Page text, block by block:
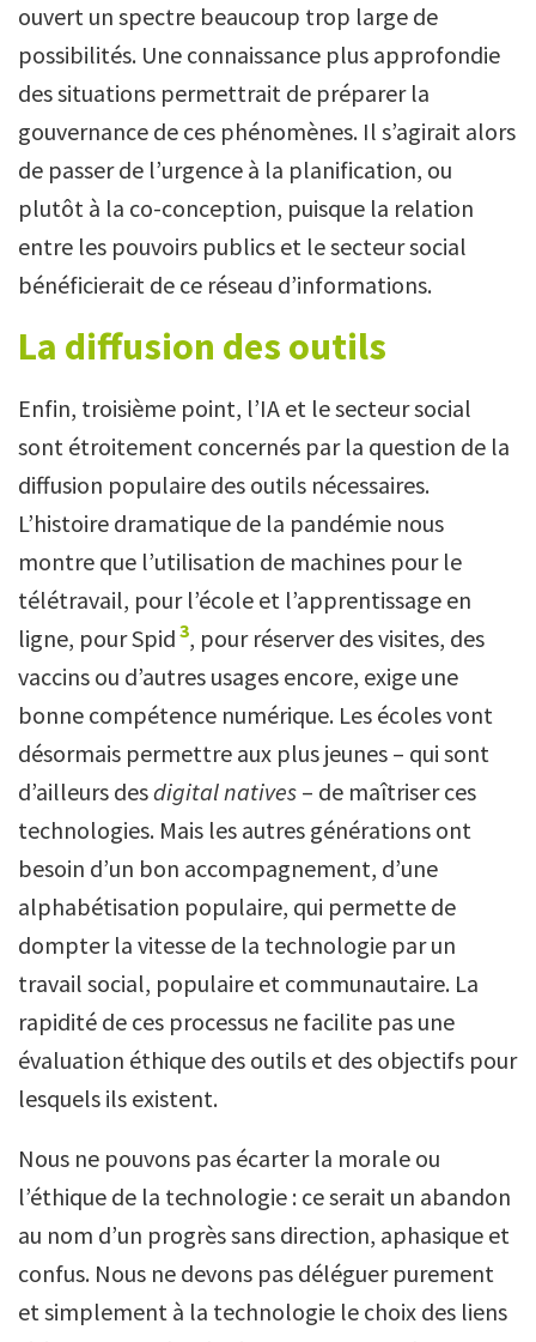
ouvert un spectre beaucoup trop large de
possibilités. Une connaissance plus approfondie
des situations permettrait de préparer la
gouvernance de ces phénomènes. Il s’agirait alors
de passer de l’urgence à la planification, ou
plutôt à la co-conception, puisque la relation
entre les pouvoirs publics et le secteur social
bénéficierait de ce réseau d’informations.
La diffusion des outils
Enfin, troisième point, l’IA et le secteur social
sont étroitement concernés par la question de la
diffusion populaire des outils nécessaires.
L’histoire dramatique de la pandémie nous
montre que l’utilisation de machines pour le
télétravail, pour l’école et l’apprentissage en
ligne, pour Spid 3, pour réserver des visites, des
vaccins ou d’autres usages encore, exige une
bonne compétence numérique. Les écoles vont
désormais permettre aux plus jeunes – qui sont
d’ailleurs desdigital natives – de maîtriser ces
technologies. Mais les autres générations ont
besoin d’un bon accompagnement, d’une
alphabétisation populaire, qui permette de
dompter la vitesse de la technologie par un
travail social, populaire et communautaire. La
rapidité de ces processus ne facilite pas une
évaluation éthique des outils et des objectifs pour
lesquels ils existent.
Nous ne pouvons pas écarter la morale ou
l’éthique de la technologie : ce serait un abandon
au nom d’un progrès sans direction, aphasique et
confus. Nous ne devons pas déléguer purement
et simplement à la technologie le choix des liens